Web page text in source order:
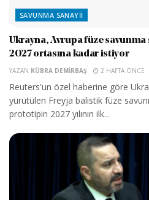
SAVUNMA SANAYII
Ukrayna, Avrupa füze
2027 ortasına kadar istiyor
YAZAN KÜBRA DEMIRBAŞ 2 HAFTA ÖNCE
Reuters'un özel haberine göre
yürütülen Freyja balistik füze
prototipin 2027 yılının ilk...